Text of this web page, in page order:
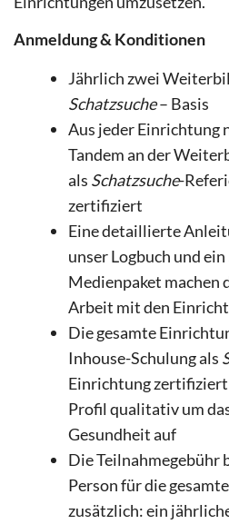
Anmeldung & Konditionen
Jährlich zwei
Schatzsuche– Basis
Aus jeder Einrichtung
Tandem an der
als Schatzsuche-
zertifiziert
Eine detaillierte
unser Logbuch und ein
Medienpaket machen
Arbeit mit den
Die gesamte
Inhouse-Schulungals
Einrichtung
Profil qualitativ um
Gesundheit auf
Die Teilnahmegebühr
Person für die
zusätzlich: ein